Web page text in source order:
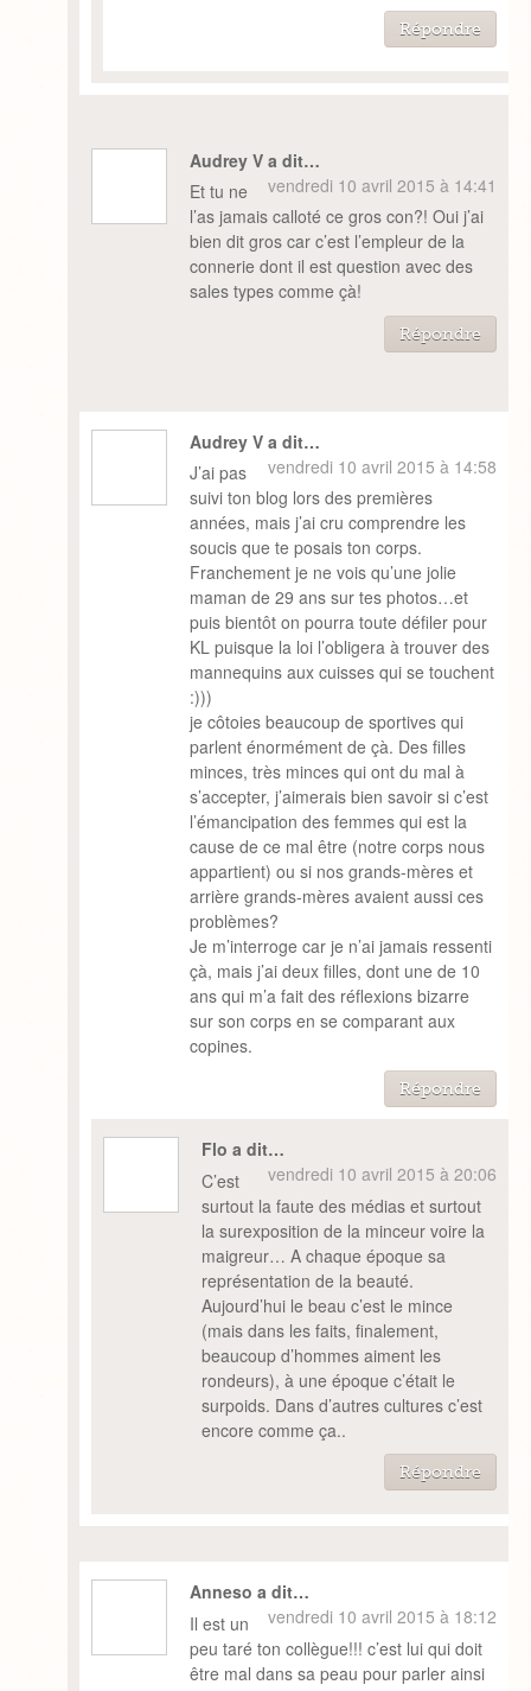
Répondre
Audrey V a dit…
vendredi 10 avril 2015 à 14:41
Et tu ne
l’as jamais calloté ce gros con?! Oui j’ai
bien dit gros car c’est l’empleur de la
connerie dont il est question avec des
sales types comme çà!
Répondre
Audrey V a dit…
vendredi 10 avril 2015 à 14:58
J’ai pas
suivi ton blog lors des premières
années, mais j’ai cru comprendre les
soucis que te posais ton corps.
Franchement je ne vois qu’une jolie
maman de 29 ans sur tes photos…et
puis bientôt on pourra toute défiler pour
KL puisque la loi l’obligera à trouver des
mannequins aux cuisses qui se touchent
:)))
je côtoies beaucoup de sportives qui
parlent énormément de çà. Des filles
minces, très minces qui ont du mal à
s’accepter, j’aimerais bien savoir si c’est
l’émancipation des femmes qui est la
cause de ce mal être (notre corps nous
appartient) ou si nos grands-mères et
arrière grands-mères avaient aussi ces
problèmes?
Je m’interroge car je n’ai jamais ressenti
çà, mais j’ai deux filles, dont une de 10
ans qui m’a fait des réflexions bizarre
sur son corps en se comparant aux
copines.
Répondre
Flo a dit…
vendredi 10 avril 2015 à 20:06
C’est
surtout la faute des médias et surtout
la surexposition de la minceur voire la
maigreur… A chaque époque sa
représentation de la beauté.
Aujourd’hui le beau c’est le mince
(mais dans les faits, finalement,
beaucoup d’hommes aiment les
rondeurs), à une époque c’était le
surpoids. Dans d’autres cultures c’est
encore comme ça..
Répondre
Anneso a dit…
vendredi 10 avril 2015 à 18:12
Il est un
peu taré ton collègue!!! c’est lui qui doit
être mal dans sa peau pour parler ainsi